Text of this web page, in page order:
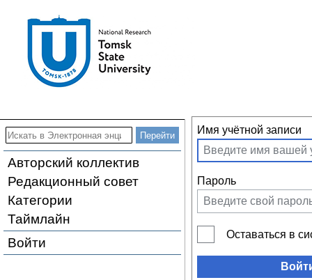
Авторский коллектив
Редакционный совет
Категории
Таймлайн
Войти
Имя учётной записи
Пароль
Оставаться в